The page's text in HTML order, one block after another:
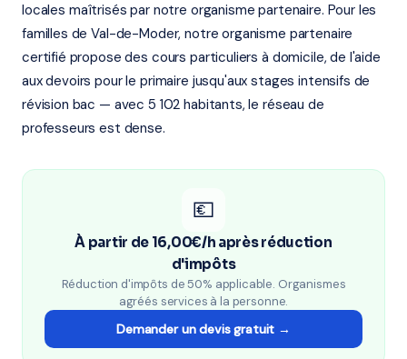
locales maîtrisés par notre organisme partenaire. Pour les
familles de Val-de-Moder, notre organisme partenaire
certifié propose des cours particuliers à domicile, de l'aide
aux devoirs pour le primaire jusqu'aux stages intensifs de
révision bac — avec 5 102 habitants, le réseau de
professeurs est dense.
💶
À partir de 16,00€/h après réduction
d'impôts
Réduction d'impôts de 50% applicable. Organismes
agréés services à la personne.
Demander un devis gratuit →